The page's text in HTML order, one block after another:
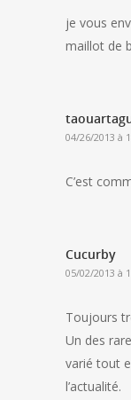
je vous
maillot de
04/26/2013 à
C’est
Cucurby
05/02/2013 à
Toujours
Un des
varié tout
l’actualité.